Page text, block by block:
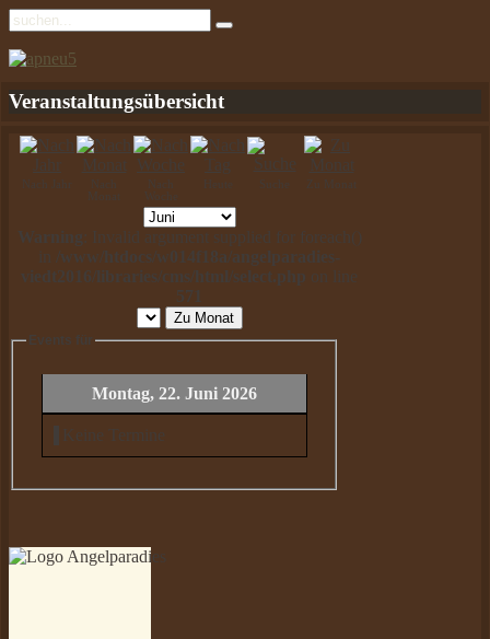
Veranstaltungsübersicht
Suche
Warning : Invalid argument supplied for foreach()
/www/htdocs/w014f18a/angelparadies-
viedt2016/libraries/cms/html/select.php on line
571
Zu Monat
Events für
Montag, 22. Juni 2026
Keine Termine